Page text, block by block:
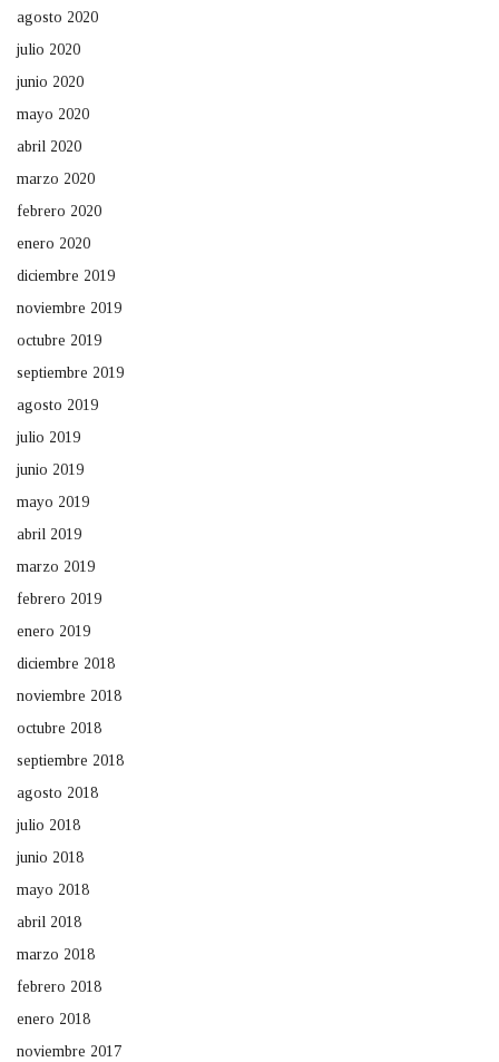
agosto 2020
julio 2020
junio 2020
mayo 2020
abril 2020
marzo 2020
febrero 2020
enero 2020
diciembre 2019
noviembre 2019
octubre 2019
septiembre 2019
agosto 2019
julio 2019
junio 2019
mayo 2019
abril 2019
marzo 2019
febrero 2019
enero 2019
diciembre 2018
noviembre 2018
octubre 2018
septiembre 2018
agosto 2018
julio 2018
junio 2018
mayo 2018
abril 2018
marzo 2018
febrero 2018
enero 2018
noviembre 2017